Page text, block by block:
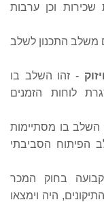
שכירות וכן ערבות
משלב התכנון לשלב
- זהו השלב בו
לוחות הזמנים
השלב בו מסתיימות
וקבלת טופס 4. שלב הפיתוח הסביבתי
בחוק המכר
היה וימצאו